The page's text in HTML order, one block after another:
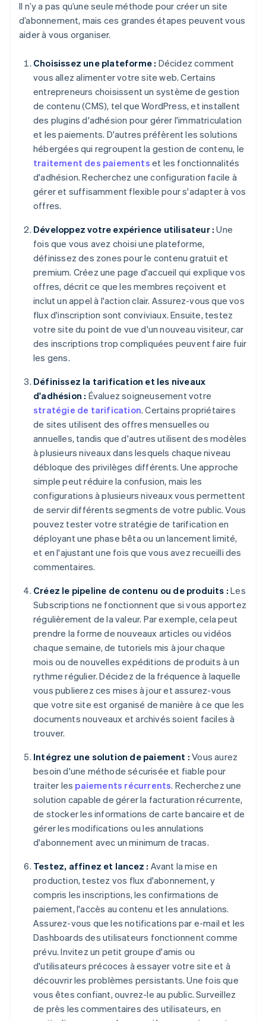
Il n’y a pas qu’une seule méthode pour créer un site
d’abonnement, mais ces grandes étapes peuvent vous
aider à vous organiser.
Choisissez une plateforme : Décidez comment
vous allez alimenter votre site web. Certains
entrepreneurs choisissent un système de gestion
de contenu (CMS), tel que WordPress, et installent
des plugins d'adhésion pour gérer l'immatriculation
et les paiements. D'autres préfèrent les solutions
hébergées qui regroupent la gestion de contenu, le
traitement des paiements et les fonctionnalités
d'adhésion. Recherchez une configuration facile à
gérer et suffisamment flexible pour s'adapter à vos
offres.
Développez votre expérience utilisateur : Une
fois que vous avez choisi une plateforme,
définissez des zones pour le contenu gratuit et
premium. Créez une page d'accueil qui explique vos
offres, décrit ce que les membres reçoivent et
inclut un appel à l'action clair. Assurez-vous que vos
flux d'inscription sont conviviaux. Ensuite, testez
votre site du point de vue d'un nouveau visiteur, car
des inscriptions trop compliquées peuvent faire fuir
les gens.
Définissez la tarification et les niveaux
d'adhésion : Évaluez soigneusement votre
stratégie de tarification. Certains propriétaires
de sites utilisent des offres mensuelles ou
annuelles, tandis que d'autres utilisent des modèles
à plusieurs niveaux dans lesquels chaque niveau
débloque des privilèges différents. Une approche
simple peut réduire la confusion, mais les
configurations à plusieurs niveaux vous permettent
de servir différents segments de votre public. Vous
pouvez tester votre stratégie de tarification en
déployant une phase bêta ou un lancement limité,
et en l'ajustant une fois que vous avez recueilli des
commentaires.
Créez le pipeline de contenu ou de produits : Les
Subscriptions ne fonctionnent que si vous apportez
régulièrement de la valeur. Par exemple, cela peut
prendre la forme de nouveaux articles ou vidéos
chaque semaine, de tutoriels mis à jour chaque
mois ou de nouvelles expéditions de produits à un
rythme régulier. Décidez de la fréquence à laquelle
vous publierez ces mises à jour et assurez-vous
que votre site est organisé de manière à ce que les
documents nouveaux et archivés soient faciles à
trouver.
Intégrez une solution de paiement : Vous aurez
besoin d'une méthode sécurisée et fiable pour
traiter les paiements récurrents. Recherchez une
solution capable de gérer la facturation récurrente,
de stocker les informations de carte bancaire et de
gérer les modifications ou les annulations
d'abonnement avec un minimum de tracas.
Testez, affinez et lancez : Avant la mise en
production, testez vos flux d'abonnement, y
compris les inscriptions, les confirmations de
paiement, l'accès au contenu et les annulations.
Assurez-vous que les notifications par e-mail et les
Dashboards des utilisateurs fonctionnent comme
prévu. Invitez un petit groupe d'amis ou
d'utilisateurs précoces à essayer votre site et à
découvrir les problèmes persistants. Une fois que
vous êtes confiant, ouvrez-le au public. Surveillez
de près les commentaires des utilisateurs, en